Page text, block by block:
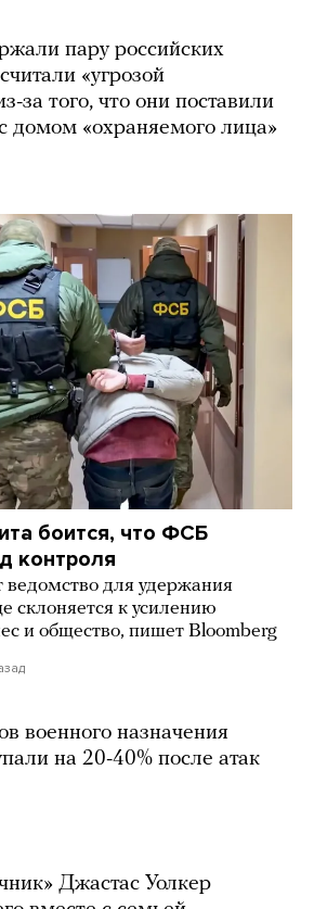
пару российских
«угрозой
за того, что они поставили
домом «охраняемого лица»
боится, что ФСБ
контроля
ведомство для удержания
склоняется к усилению
и общество, пишет Bloomberg
военного назначения
на 20-40% после атак
Джастас Уолкер